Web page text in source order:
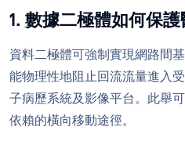
1. 數據二極體如何保護
資料二極體可強制實現網路間
能物理性地阻止回流流量進入
子病歷系統及影像平台。此舉
依賴的橫向移動途徑。